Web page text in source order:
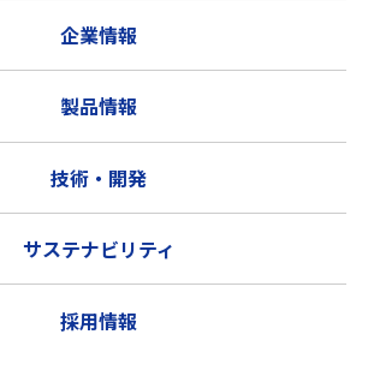
企業情報
製品情報
技術・開発
サステナビリティ
採用情報